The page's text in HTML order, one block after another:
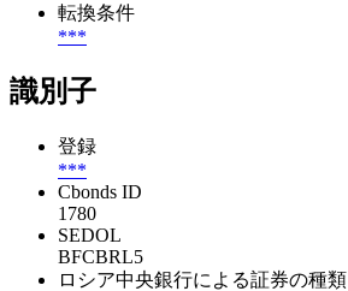
転換条件
***
識別子
登録
***
Cbonds ID
1780
SEDOL
BFCBRL5
ロシア中央銀行による証券の種類